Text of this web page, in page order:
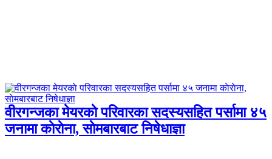
वीरगन्जका मेयरकाे परिवारका सदस्यसहित पर्सामा ४५
जनामा काेराेना, साेमबारबाट निषेधाज्ञा